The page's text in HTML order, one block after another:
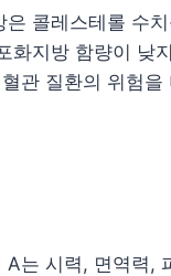
콜레스테롤 수
화지방 함량이 낮
관 질환의 위험
는 시력, 면역력,